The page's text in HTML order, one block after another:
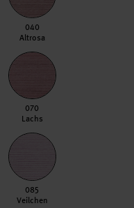
040 Altrosa
040
Altrosa
070 Lachs
070
Lachs
085 Veilchen
085
Veilchen